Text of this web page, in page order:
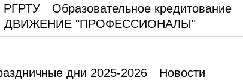
РГРТУ
Образовательное кредитование
ДВИЖЕНИЕ "ПРОФЕССИОНАЛЫ"
дни 2025-2026
Новости